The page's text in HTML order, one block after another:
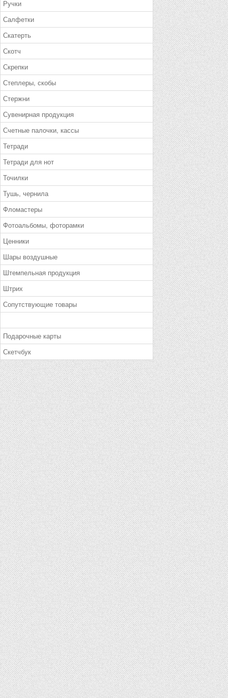
Ручки
Салфетки
Скатерть
Скотч
Скрепки
Степлеры, скобы
Стержни
Сувенирная продукция
Счетные палочки, кассы
Тетради
Тетради для нот
Точилки
Тушь, чернила
Фломастеры
Фотоальбомы, фоторамки
Ценники
Шары воздушные
Штемпельная продукция
Штрих
Сопутствующие товары
Подарочные карты
Скетчбук